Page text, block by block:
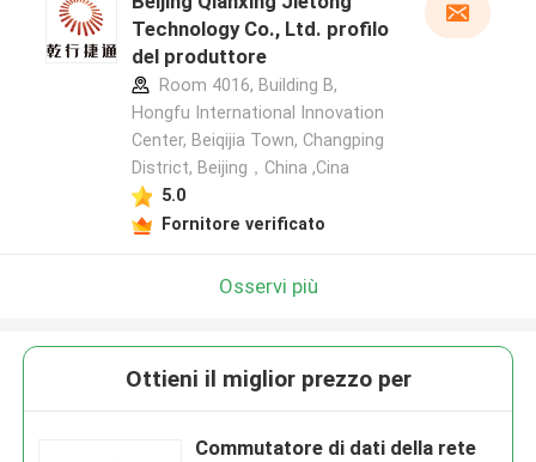
Technology Co., Ltd. profilo
del produttore
Room 4016, Building B,
Hongfu International Innovation
Center, Beiqijia Town, Changping
District, Beijing，China ,Cina
5.0
Fornitore verificato
Osservi più
Ottieni il miglior prezzo per
Commutatore di dati della rete